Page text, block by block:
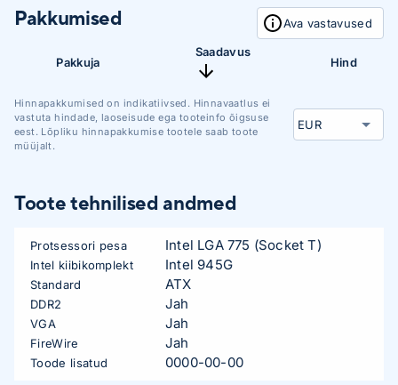
Pakkumised Ava vastavused
Pakkuja
Saadavus
Hind
Hinnapakkumised on indikatiivsed. Hinnavaatlus ei
vastuta hindade, laoseisude ega tooteinfo õigsuse
eest. Lõpliku hinnapakkumise tootele saab toote
müüjalt.
Toote tehnilised andmed
Protsessori pesa Intel LGA 775 (Socket T)
Intel kiibikomplekt Intel 945G
Standard ATX
DDR2 Jah
VGA Jah
FireWire Jah
Toode lisatud 0000-00-00